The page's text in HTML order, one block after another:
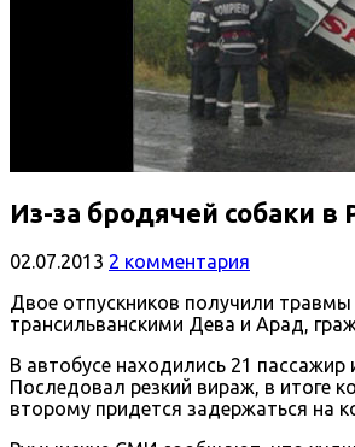
Из-за бродячей собаки
02.07.2013 2 комментария
Двое отпускников получили
трансильванскими Дева и Арад,
В автобусе находились 21
Последовал резкий вираж, в итоге
второму придется задержаться на